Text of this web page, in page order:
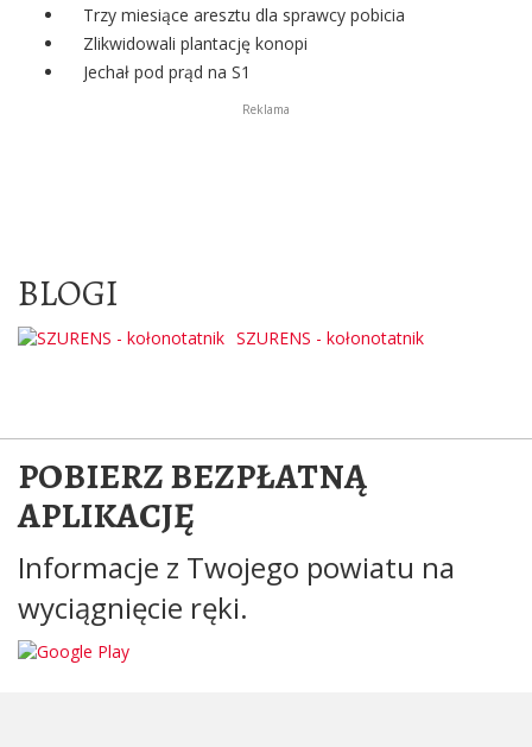
Trzy miesiące aresztu dla sprawcy pobicia
Zlikwidowali plantację konopi
Jechał pod prąd na S1
Reklama
BLOGI
SZURENS - kołonotatnik
POBIERZ BEZPŁATNĄ
APLIKACJĘ
Informacje z Twojego powiatu na
wyciągnięcie ręki.